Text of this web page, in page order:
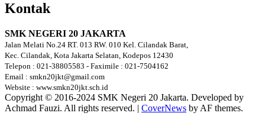
Kontak
SMK NEGERI 20 JAKARTA
Jalan Melati No.24 RT. 013 RW. 010 Kel. Cilandak Barat,
Kec. Cilandak, Kota Jakarta Selatan, Kodepos 12430
Telepon : 021-38805583 - Faximile : 021-7504162
Email : smkn20jkt@gmail.com
Website : www.smkn20jkt.sch.id
Copyright © 2016-2024 SMK Negeri 20 Jakarta. Developed by
Achmad Fauzi. All rights reserved. | CoverNews by AF themes.